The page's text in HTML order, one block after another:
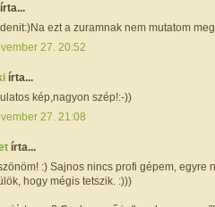
írta...
ezt a zuramnak nem mutatom
27. 20:52
írta...
kép,nagyon szép!:-))
27. 21:08
írta...
:) Sajnos nincs profi gépem, egyre
hogy mégis tetszik. :)))